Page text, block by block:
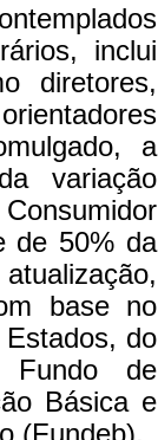
inclui
diretores,
a
variação
de 50% da
base no
do
Fundo de
Básica e
(Fundeb).